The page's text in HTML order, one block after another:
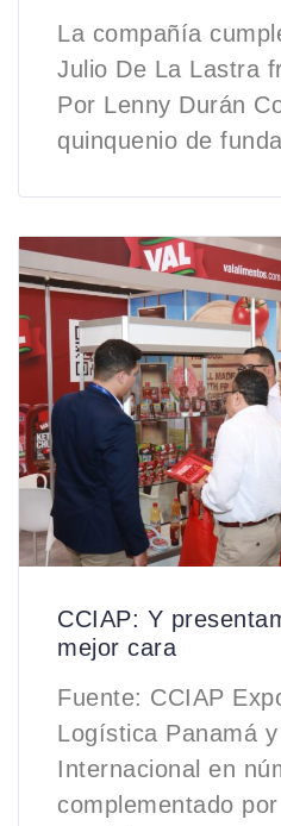
La compañía
Julio De La Lastra
Por Lenny Durán
quinquenio de
CCIAP: Y
mejor cara
Fuente: CCIAP
Logística Panamá
Internacional en
complementado